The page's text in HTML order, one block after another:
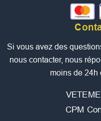
Si vous avez des
nous contacter, nous
moins de 24h
CPM